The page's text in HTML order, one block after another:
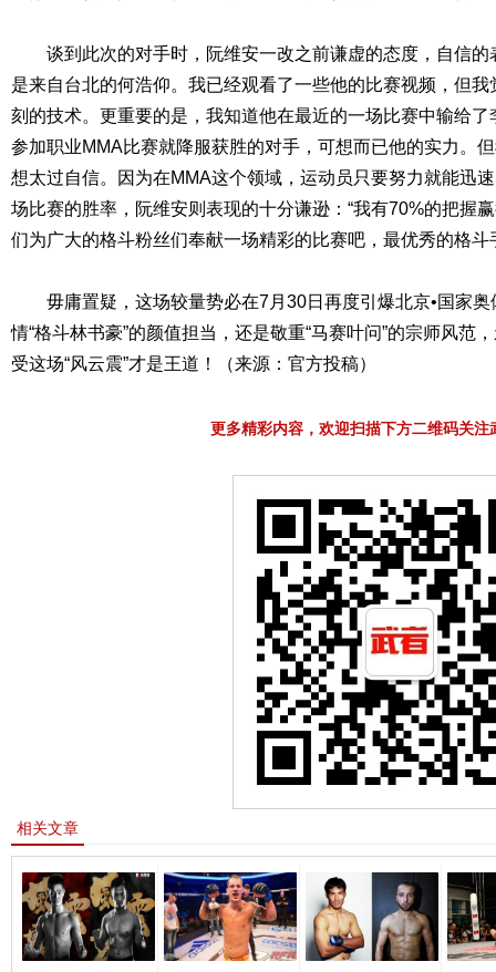
谈到此次的对手时，阮维安一改之前谦虚的态度，自信的
是来自台北的何浩仰。我已经观看了一些他的比赛视频，但
刻的技术。更重要的是，我知道他在最近的一场比赛中输给
参加职业MMA比赛就降服获胜的对手，可想而已他的实力。
想太过自信。因为在MMA这个领域，运动员只要努力就能迅
场比赛的胜率，阮维安则表现的十分谦逊：“我有70%的把握
们为广大的格斗粉丝们奉献一场精彩的比赛吧，最优秀的格
毋庸置疑，这场较量势必在7月30日再度引爆北京•国家奥
情“格斗林书豪”的颜值担当，还是敬重“马赛叶问”的宗师风范
受这场“风云震”才是王道！（来源：官方投稿）
更多精彩内容，欢迎扫描下方二维码关注
相关文章